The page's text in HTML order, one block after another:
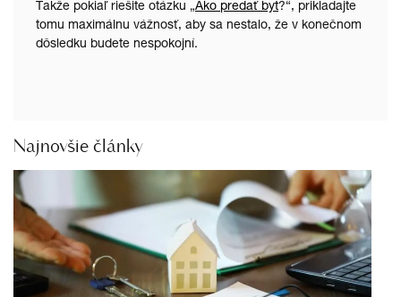
Takže pokiaľ riešite otázku „Ako predať byt?“, prikladajte
tomu maximálnu vážnosť, aby sa nestalo, že v konečnom
dôsledku budete nespokojní.
Najnovšie články